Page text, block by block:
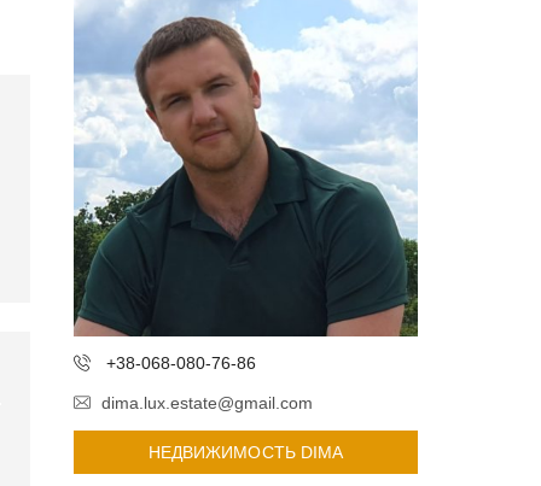
+38-068-080-76-86
dima.lux.estate@gmail.com
НЕДВИЖИМОСТЬ DIMA